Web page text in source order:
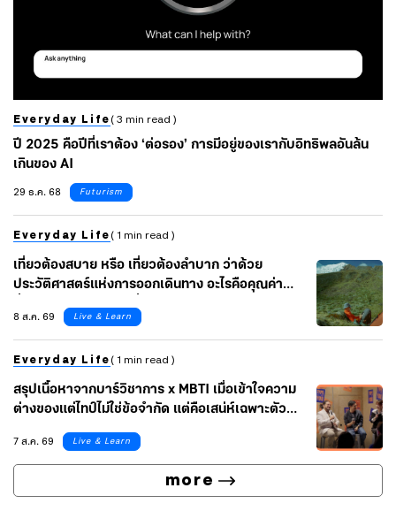
Everyday Life ( 3 min read )
ปี 2025 คือปีที่เราต้อง ‘ต่อรอง’ การมีอยู่ของเรากับอิทธิพลอันล้น
เกินของ AI
29 ธ.ค. 68
Futurism
Everyday Life ( 1 min read )
เที่ยวต้องสบาย หรือ เที่ยวต้องลำบาก ว่าด้วย
ประวัติศาสตร์แห่งการออกเดินทาง อะไรคือคุณค่า
ที่แท้จริงของการท่องเที่ยว
8 ส.ค. 69 Live & Learn
Everyday Life ( 1 min read )
สรุปเนื้อหาจากบาร์วิชาการ x MBTI เมื่อเข้าใจความ
ต่างของแต่ไทป์ไม่ใช่ข้อจำกัด แต่คือเสน่ห์เฉพาะตัวที่
นำไปต่อยอดได้ ไปกับ เบลล์-เบญจรัตน์ และ อาร์-ปิยะ
นุช ผู้เชี่ยวชาญ MBTI จากช่อง BeruArny
Channel
7 ส.ค. 69 Live & Learn
more